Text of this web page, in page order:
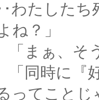
･わたした
ね？」
うで
き』っ
ってことじ